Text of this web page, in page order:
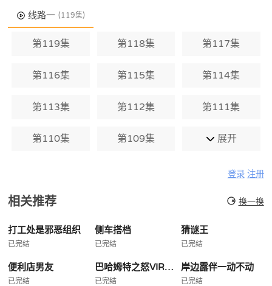
线路一 (119集)
第119集 第118集 第117集
第116集 第115集 第114集
第113集 第112集 第111集
第110集 第109集 展开
登录 注册
相关推荐 换一换
打工处是邪恶组织
已完结
侧车搭档
已完结
猜谜王
已完结
便利店男友
已完结
巴哈姆特之怒VIRGINSOUL
已完结
岸边露伴一动不动
已完结